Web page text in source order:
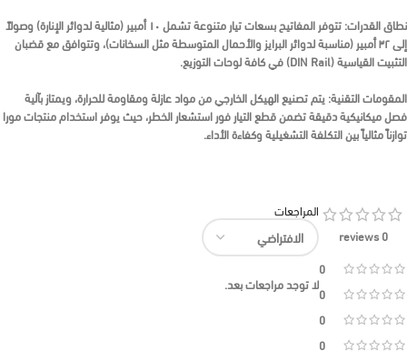
نطاق القدرات:تتوفر المفاتيح بسعات تيار متنوعة تشمل١٠ أمبير
(مثالية لدوائر الإنارة) وصولاً
إلى٣٢ أمبير
(مناسبة لدوائر البرايز والأحمال المتوسطة مثل السخانات)، وتتوافق مع قضبان
التثبيت القياسية (DIN Rail) في كافة لوحات التوزيع.
المقومات التقنية:يتم تصنيع الهيكل الخارجي منمواد عازلة ومقاومة للحرارة، ويمتاز بآلية
فصل ميكانيكية دقيقة تضمن قطع التيار فور استشعار الخطر، حيث يوفر استخدام منتجات مورا
توازناً مثالياً بين التكلفة التشغيلية وكفاءة الأداء.
0 reviews
0
0
0
0
المراجعات
لا توجد مراجعات بعد.